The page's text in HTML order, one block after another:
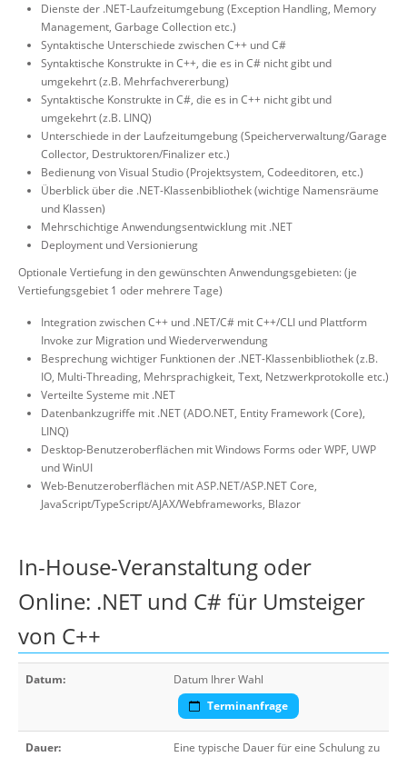
Dienste der .NET-Laufzeitumgebung (Exception Handling, Memory
Management, Garbage Collection etc.)
Syntaktische Unterschiede zwischen C++ und C#
Syntaktische Konstrukte in C++, die es in C# nicht gibt und
umgekehrt (z.B. Mehrfachvererbung)
Syntaktische Konstrukte in C#, die es in C++ nicht gibt und
umgekehrt (z.B. LINQ)
Unterschiede in der Laufzeitumgebung (Speicherverwaltung/Garage
Collector, Destruktoren/Finalizer etc.)
Bedienung von Visual Studio (Projektsystem, Codeeditoren, etc.)
Überblick über die .NET-Klassenbibliothek (wichtige Namensräume
und Klassen)
Mehrschichtige Anwendungsentwicklung mit .NET
Deployment und Versionierung
Optionale Vertiefung in den gewünschten Anwendungsgebieten: (je
Vertiefungsgebiet 1 oder mehrere Tage)
Integration zwischen C++ und .NET/C# mit C++/CLI und Plattform
Invoke zur Migration und Wiederverwendung
Besprechung wichtiger Funktionen der .NET-Klassenbibliothek (z.B.
IO, Multi-Threading, Mehrsprachigkeit, Text, Netzwerkprotokolle etc.)
Verteilte Systeme mit .NET
Datenbankzugriffe mit .NET (ADO.NET, Entity Framework (Core),
LINQ)
Desktop-Benutzeroberflächen mit Windows Forms oder WPF, UWP
und WinUI
Web-Benutzeroberflächen mit ASP.NET/ASP.NET Core,
JavaScript/TypeScript/AJAX/Webframeworks, Blazor
In-House-Veranstaltung oder
Online: .NET und C# für Umsteiger
von C++
Datum:
Datum Ihrer Wahl
Terminanfrage
Dauer:
Eine typische Dauer für eine Schulung zu